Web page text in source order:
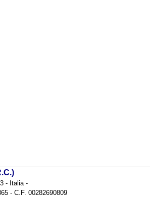
- Italia -
- C.F. 00282690809